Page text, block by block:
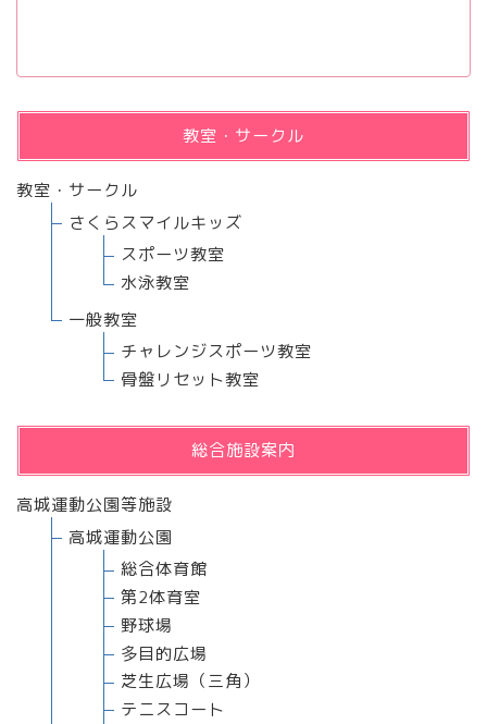
教室・サークル
教室・サークル
さくらスマイルキッズ
スポーツ教室
水泳教室
一般教室
チャレンジスポーツ教室
骨盤リセット教室
総合施設案内
高城運動公園等施設
高城運動公園
総合体育館
第2体育室
野球場
多目的広場
芝生広場（三角）
テニスコート